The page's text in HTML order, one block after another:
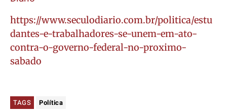
https://www.seculodiario.com.br/politica/estu
dantes-e-trabalhadores-se-unem-em-ato-
contra-o-governo-federal-no-proximo-
sabado
TAGS Política